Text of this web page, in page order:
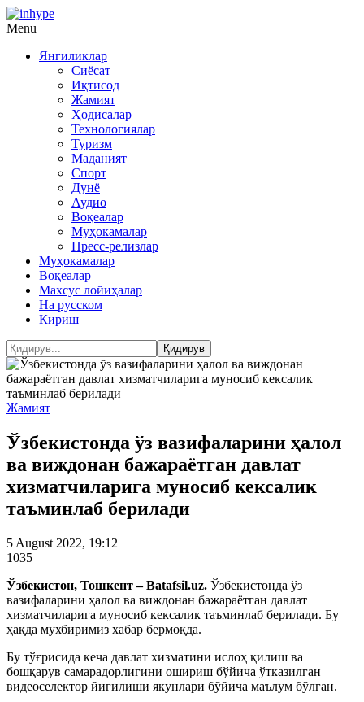
Menu
Янгиликлар
Сиёсат
Иқтисод
Жамият
Ҳодисалар
Технологиялар
Туризм
Маданият
Спорт
Дунё
Аудио
Воқеалар
Муҳокамалар
Пресс-релизлар
Муҳокамалар
Воқеалар
Махсус лойиҳалар
На русском
Кириш
Жамият
Ўзбекистонда ўз вазифаларини ҳалол
ва виждонан бажараётган давлат
хизматчиларига муносиб кексалик
таъминлаб берилади
5 August 2022, 19:12
1035
Ўзбекистон, Тошкент – Batafsil.uz. Ўзбекистонда ўз
вазифаларини ҳалол ва виждонан бажараётган давлат
хизматчиларига муносиб кексалик таъминлаб берилади. Бу
ҳақда мухбиримиз хабар бермоқда.
Бу тўғрисида кеча давлат хизматини ислоҳ қилиш ва
бошқарув самарадорлигини ошириш бўйича ўтказилган
видеоселектор йиғилиши якунлари бўйича маълум бўлган.